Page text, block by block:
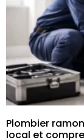
Plombier
local et